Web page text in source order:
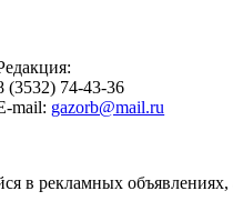
(3532) 74-43-36
mail: gazorb@mail.ru
в рекламных